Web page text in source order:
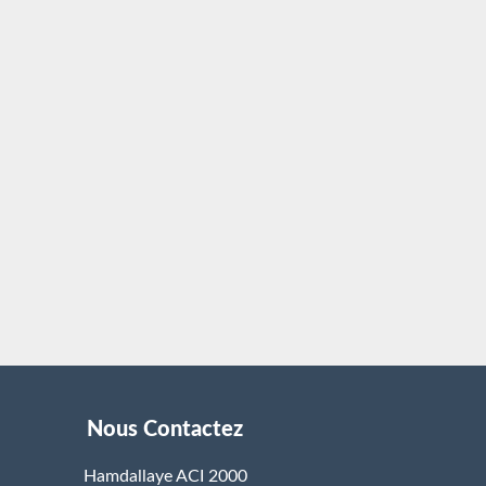
Nous Contactez
Hamdallaye ACI 2000